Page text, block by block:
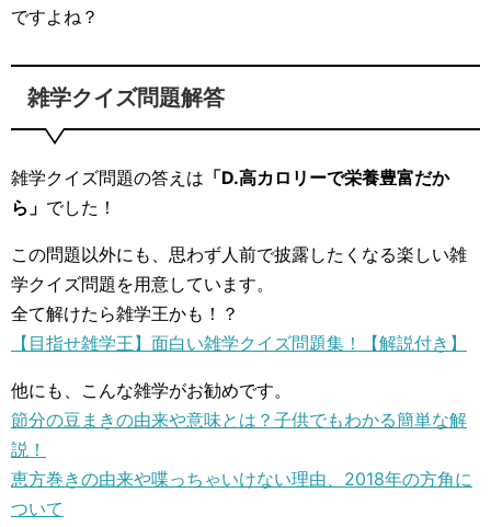
ですよね？
雑学クイズ問題解答
雑学クイズ問題の答えは 「D.高カロリーで栄養豊富だか
ら」 でした！
この問題以外にも、思わず人前で披露したくなる楽しい雑
学クイズ問題を用意しています。
全て解けたら雑学王かも！？
【目指せ雑学王】面白い雑学クイズ問題集！【解説付き】
他にも、こんな雑学がお勧めです。
節分の豆まきの由来や意味とは？子供でもわかる簡単な解
説！
恵方巻きの由来や喋っちゃいけない理由、2018年の方角に
ついて